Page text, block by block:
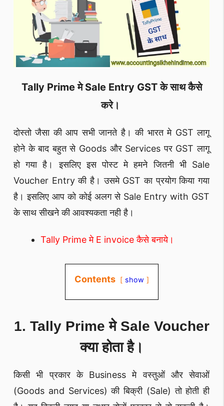
Tally Prime मे Sale Entry GST के साथ कैसे
करे।
दोस्तो जैसा की आप सभी जानते है। की भारत मे GST लागू
होने के बाद बहुत से Goods और Services पर GST लागू
हो गया है। इसलिए इस पोस्ट मे हमने जितनी भी Sale
Voucher Entry की है। उसमे GST का प्रयोग किया गया
है। इसलिए आप को कोई अलग से Sale Entry with GST
के साथ सीखने की आवश्यकता नही है।
Tally Prime मे E invoice कैसे बनाये।
Contents show
1. Tally Prime मे Sale Voucher
क्या होता है।
किसी भी प्रकार के Business मे वस्तुओं और सेवाओं
(Goods and Services) की बिक्री (Sale) तो होती ही